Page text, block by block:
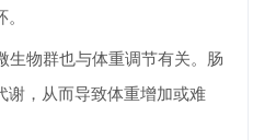
生物群也与体重调节有关。肠
谢，从而导致体重增加或难